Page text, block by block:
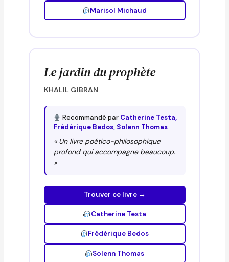
Marisol Michaud
Le jardin du prophète
KHALIL GIBRAN
Recommandé par Catherine Testa,
Frédérique Bedos, Solenn Thomas
« Un livre poético-philosophique
profond qui accompagne beaucoup.
»
Trouver ce livre →
Catherine Testa
Frédérique Bedos
Solenn Thomas